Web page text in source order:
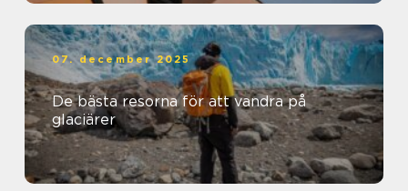
07. december 2025
De bästa resorna för att vandra på
glaciärer